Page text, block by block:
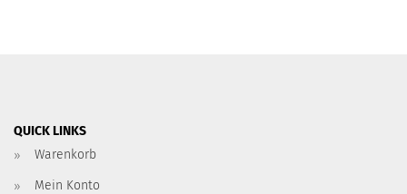
QUICK LINKS
Warenkorb
Mein Konto